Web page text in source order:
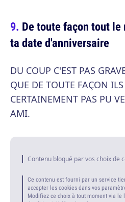
De toute façon tout
ta date d'anniversaire
DU COUP C'EST PAS
QUE DE TOUTE FAÇON
CERTAINEMENT PAS PU
AMI.
Contenu bloqué par vos choix de
Ce contenu est fourni par un service
accepter les cookies dans vos
Modifiez ce choix à tout moment via le